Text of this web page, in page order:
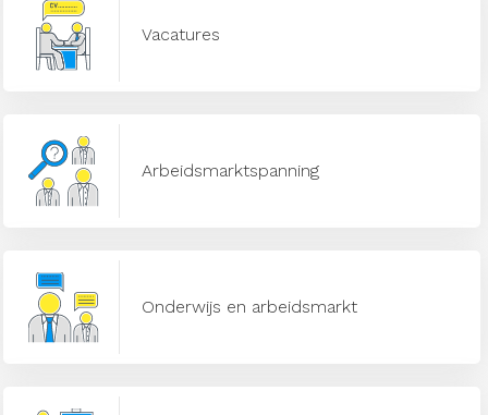
Vacatures
Arbeidsmarktspanning
Onderwijs en arbeidsmarkt